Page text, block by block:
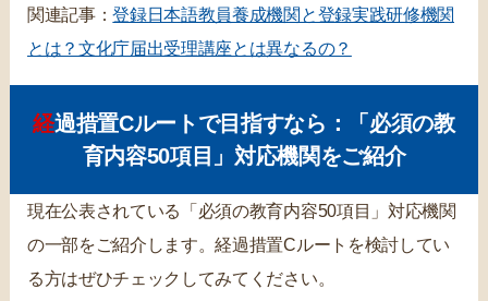
関連記事：登録日本語教員養成機関と登録実践研修機関
とは？文化庁届出受理講座とは異なるの？
経過措置Cルートで目指すなら：「必須の教
育内容50項目」対応機関をご紹介
現在公表されている「必須の教育内容50項目」対応機関
の一部をご紹介します。経過措置Cルートを検討してい
る方はぜひチェックしてみてください。